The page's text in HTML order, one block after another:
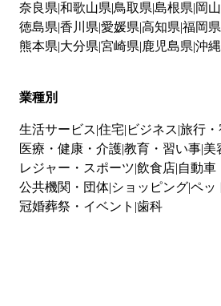
奈良県 和歌山県 鳥取県 島根県 岡
徳島県 香川県 愛媛県 高知県 福岡県
熊本県 大分県 宮崎県 鹿児島県 沖
業種別
生活サービス 住宅 ビジネス 旅行・
医療・健康・介護教育・習い事 美
レジャー・スポーツ 飲食店 自動車
公共機関・団体 ショッピングペッ
冠婚葬祭・イベント 歯科